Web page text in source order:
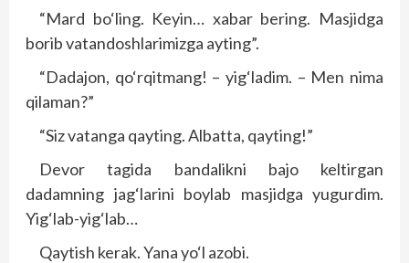
“Mard bo‘ling. Keyin… xabar bering. Masjidga
borib vatandoshlarimizga ayting”.
“Dadajon, qo‘rqitmang! – yig‘ladim. – Men nima
qilaman?”
“Siz vatanga qayting. Albatta, qayting!”
Devor tagida bandalikni bajo keltirgan
dadamning jag‘larini boylab masjidga yugurdim.
Yig‘lab-yig‘lab…
Qaytish kerak. Yana yo‘l azobi.